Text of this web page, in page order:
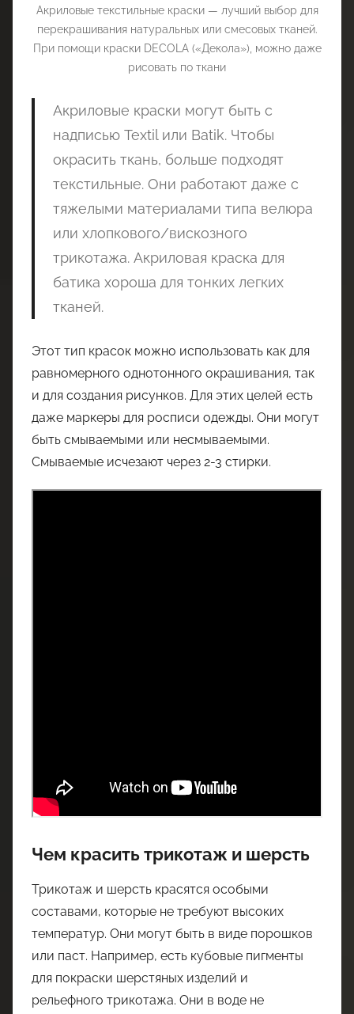
Акриловые текстильные краски — лучший выбор для
перекрашивания натуральных или смесовых тканей.
При помощи краски DECOLA («Декола»), можно даже
рисовать по ткани
Акриловые краски могут быть с
надписью Textil или Batik. Чтобы
окрасить ткань, больше подходят
текстильные. Они работают даже с
тяжелыми материалами типа велюра
или хлопкового/вискозного
трикотажа. Акриловая краска для
батика хороша для тонких легких
тканей.
Этот тип красок можно использовать как для
равномерного однотонного окрашивания, так
и для создания рисунков. Для этих целей есть
даже маркеры для росписи одежды. Они могут
быть смываемыми или несмываемыми.
Смываемые исчезают через 2-3 стирки.
Чем красить трикотаж и шерсть
Трикотаж и шерсть красятся особыми
составами, которые не требуют высоких
температур. Они могут быть в виде порошков
или паст. Например, есть кубовые пигменты
для покраски шерстяных изделий и
рельефного трикотажа. Они в воде не